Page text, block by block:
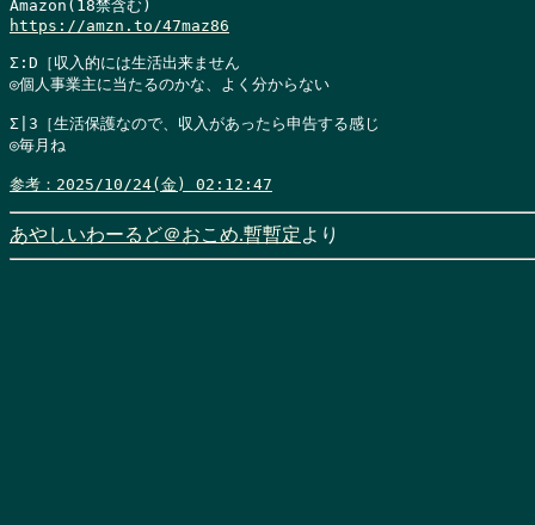
https://amzn.to/47maz86
Σ:D［収入的には生活出来ません
◎個人事業主に当たるのかな、よく分からない
Σ|3［生活保護なので、収入があったら申告する感じ
◎毎月ね
参考：2025/10/24(金) 02:12:47
あやしいわーるど＠おこめ.暫暫定より